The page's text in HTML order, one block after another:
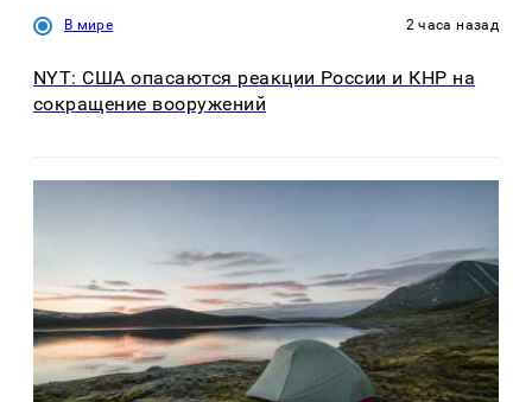
В мире 2 часа назад
NYT: США опасаются реакции России и КНР на
сокращение вооружений